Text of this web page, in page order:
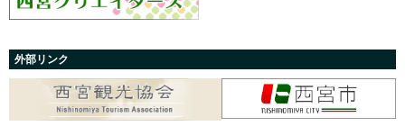
外部リンク